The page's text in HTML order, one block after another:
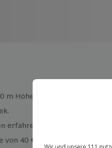
m Höhe
erfahrenen Tandem-Master
von 40 € für ein Sprungvideo